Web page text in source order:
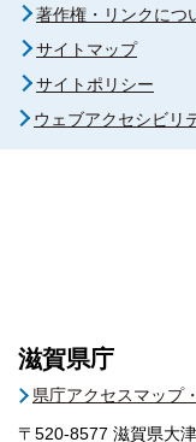
著作権・リンクにつ
サイトマップ
サイトポリシー
ウェブアクセシビリ
滋賀県庁
県庁アクセスマップ
〒520-8577 滋賀県大